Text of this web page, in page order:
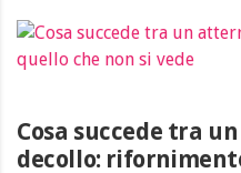
Cosa succede tra
decollo: